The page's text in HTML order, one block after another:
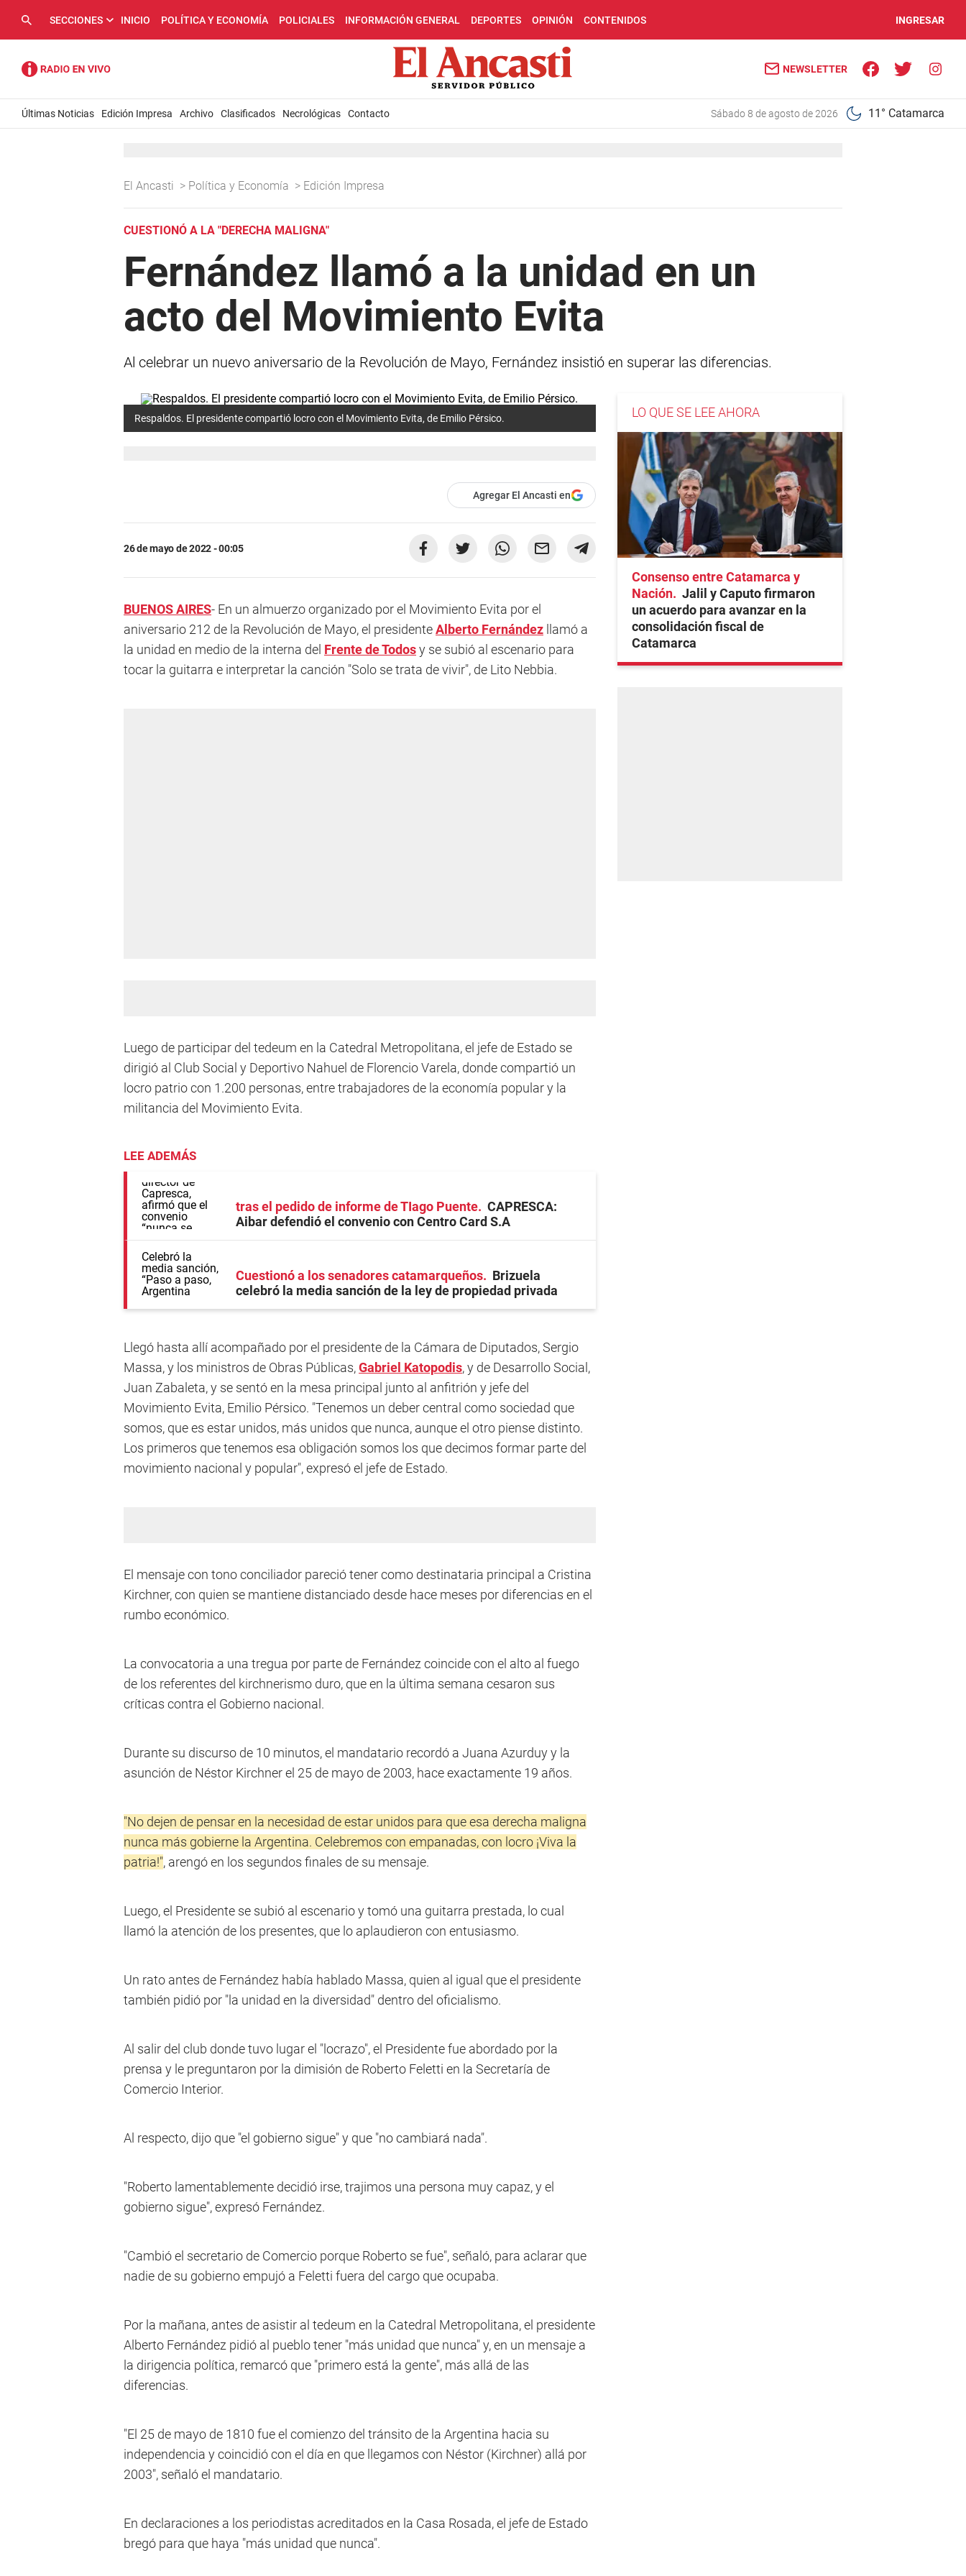
SECCIONES INICIO POLÍTICA Y ECONOMÍA POLICIALES INFORMACIÓN GENERAL DEPORTES OPINIÓN CONTENIDOS INGRESAR
NEWSLETTER
Últimas Noticias Edición Impresa Archivo Clasificados Necrológicas Contacto sábado 8 de agosto de 2026 11° Catamarca
El Ancasti > Política y Economía > Edición Impresa
CUESTIONÓ A LA "DERECHA MALIGNA"
Fernández llamó a la unidad en un
acto del Movimiento Evita
Al celebrar un nuevo aniversario de la Revolución de Mayo, Fernández insistió en superar las diferencias.
Respaldos. El presidente compartió locro con el Movimiento Evita, de Emilio Pérsico.
Agregar El Ancasti en
26 de mayo de 2022 - 00:05
BUENOS AIRES- En un almuerzo organizado por el Movimiento Evita por el
aniversario 212 de la Revolución de Mayo, el presidenteAlberto Fernández llamó a
la unidad en medio de la interna del Frente de Todosy se subió al escenario para
tocar la guitarra e interpretar la canción "Solo se trata de vivir", de Lito Nebbia.
Luego de participar del tedeum en la Catedral Metropolitana, el jefe de Estado se
dirigió al Club Social y Deportivo Nahuel de Florencio Varela, donde compartió un
locro patrio con 1.200 personas, entre trabajadores de la economía popular y la
militancia del Movimiento Evita.
LEE ADEMÁS
tras el pedido de informe de TIago Puente
CAPRESCA:
Aibar defendió el convenio con Centro Card S.A
Cuestionó a los senadores catamarqueños
Brizuela
celebró la media sanción de la ley de propiedad privada
Llegó hasta allí acompañado por el presidente de la Cámara de Diputados, Sergio
Massa, y los ministros de Obras Públicas,Gabriel Katopodis, y de Desarrollo Social,
Juan Zabaleta, y se sentó en la mesa principal junto al anfitrión y jefe del
Movimiento Evita, Emilio Pérsico. "Tenemos un deber central como sociedad que
somos, que es estar unidos, más unidos que nunca, aunque el otro piense distinto.
Los primeros que tenemos esa obligación somos los que decimos formar parte del
movimiento nacional y popular", expresó el jefe de Estado.
El mensaje con tono conciliador pareció tener como destinataria principal a Cristina
Kirchner, con quien se mantiene distanciado desde hace meses por diferencias en el
rumbo económico.
La convocatoria a una tregua por parte de Fernández coincide con el alto al fuego
de los referentes del kirchnerismo duro, que en la última semana cesaron sus
críticas contra el Gobierno nacional.
Durante su discurso de 10 minutos, el mandatario recordó a Juana Azurduy y la
asunción de Néstor Kirchner el 25 de mayo de 2003, hace exactamente 19 años.
"No dejen de pensar en la necesidad de estar unidos para que esa derecha maligna
nunca más gobierne la Argentina. Celebremos con empanadas, con locro ¡Viva la
patria!", arengó en los segundos finales de su mensaje.
Luego, el Presidente se subió al escenario y tomó una guitarra prestada, lo cual
llamó la atención de los presentes, que lo aplaudieron con entusiasmo.
Un rato antes de Fernández había hablado Massa, quien al igual que el presidente
también pidió por "la unidad en la diversidad" dentro del oficialismo.
Al salir del club donde tuvo lugar el "locrazo", el Presidente fue abordado por la
prensa y le preguntaron por la dimisión de Roberto Feletti en la Secretaría de
Comercio Interior.
Al respecto, dijo que "el gobierno sigue" y que "no cambiará nada".
"Roberto lamentablemente decidió irse, trajimos una persona muy capaz, y el
gobierno sigue", expresó Fernández.
"Cambió el secretario de Comercio porque Roberto se fue", señaló, para aclarar que
nadie de su gobierno empujó a Feletti fuera del cargo que ocupaba.
Por la mañana, antes de asistir al tedeum en la Catedral Metropolitana, el presidente
Alberto Fernández pidió al pueblo tener "más unidad que nunca" y, en un mensaje a
la dirigencia política, remarcó que "primero está la gente", más allá de las
diferencias.
"El 25 de mayo de 1810 fue el comienzo del tránsito de la Argentina hacia su
independencia y coincidió con el día en que llegamos con Néstor (Kirchner) allá por
2003", señaló el mandatario.
En declaraciones a los periodistas acreditados en la Casa Rosada, el jefe de Estado
bregó para que haya "más unidad que nunca".
LO QUE SE LEE AHORA
Consenso entre Catamarca y
Nación
Jalil y Caputo firmaron
un acuerdo para avanzar en la
consolidación fiscal de
Catamarca